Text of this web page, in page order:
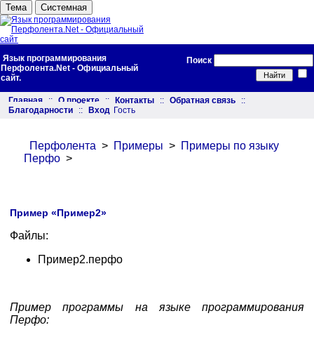
Тема Системная
Язык программирования
Перфолента.Net - Официальный
сайт.
Поиск
Главная :: О проекте :: Контакты :: Обратная связь
::
Благодарности
:: Вход Гость
Перфолента > Примеры > Примеры по языку
Перфо >
Пример «Пример2»
Файлы:
Пример2.перфо
Пример программы на языке программирования
Перфо: